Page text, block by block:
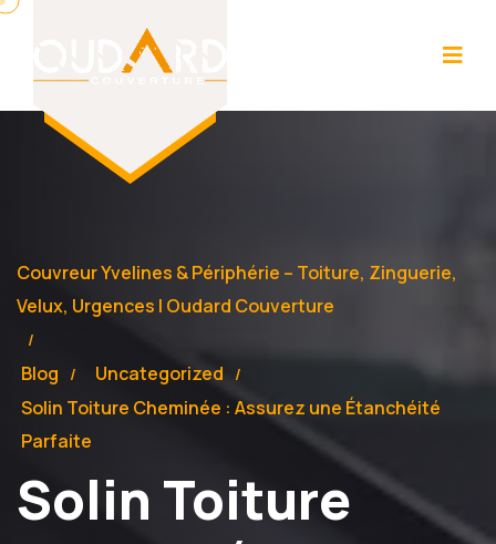
Couvreur Yvelines & Périphérie – Toiture, Zinguerie,
Velux, Urgences | Oudard Couverture
Blog
Uncategorized
Solin Toiture Cheminée : Assurez une Étanchéité
Parfaite
Solin Toiture